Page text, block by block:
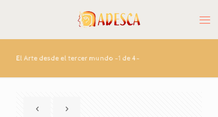
El Arte desde el tercer mundo -1 de 4-